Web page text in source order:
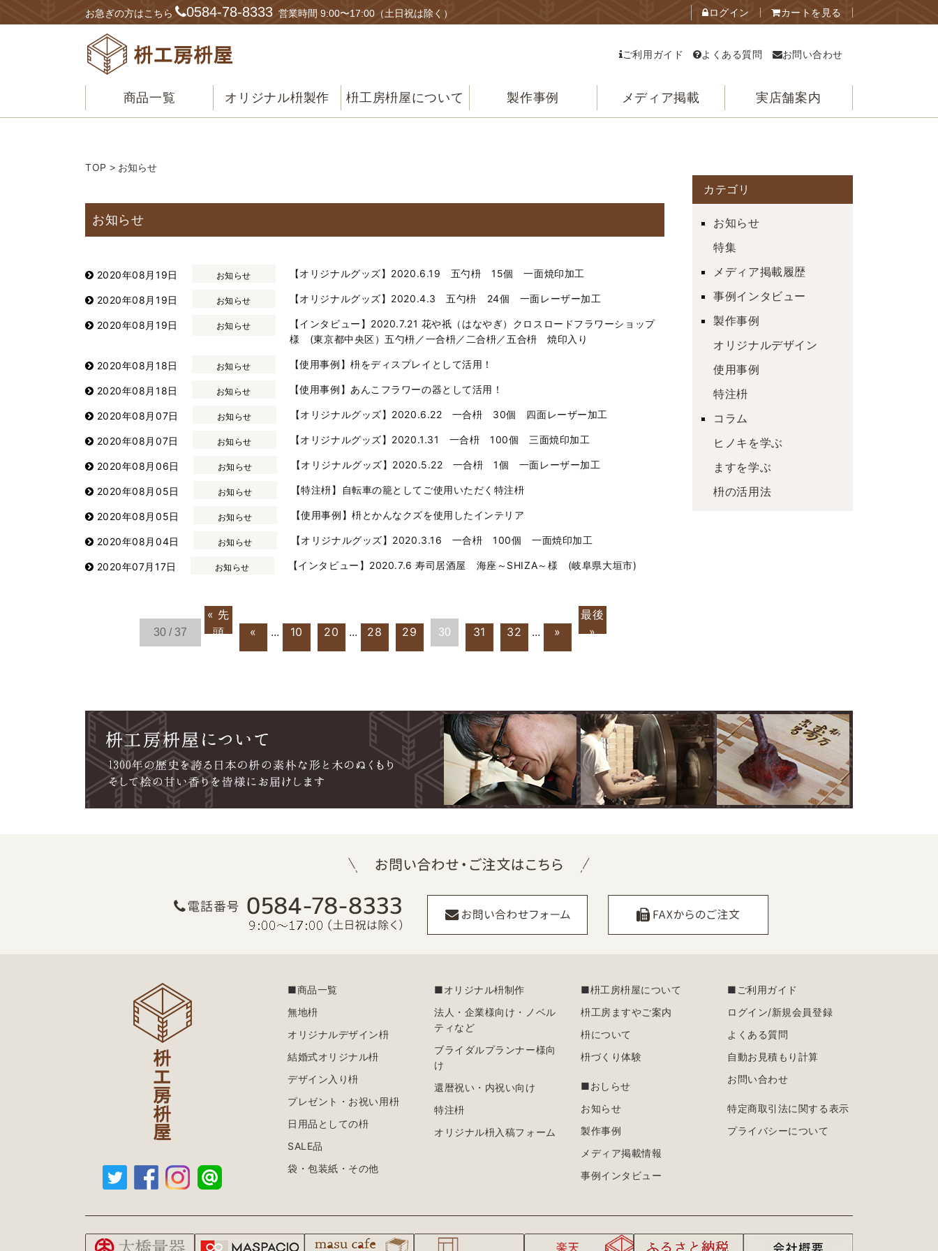
お急ぎの方はこちら 0584-78-8333 営業時間 9:00〜17:00（土日祝は除く） ログイン カートを見る
ご利用ガイド よくある質問 お問い合わせ
商品一覧 オリジナル枡製作 枡工房枡屋について 製作事例 メディア掲載 実店舗案内
TOP > お知らせ
お知らせ
【オリジナルグッズ】2020.6.19 五勺枡 15個 一面焼印加工
2020年08月19日 お知らせ
【オリジナルグッズ】2020.4.3 五勺枡 24個 一面レーザー加工
2020年08月19日 お知らせ
【インタビュー】2020.7.21 花や祇（はなやぎ）クロスロードフラワーショップ
様 (東京都中央区）五勺枡／一合枡／二合枡／五合枡 焼印入り
2020年08月19日 お知らせ
【使用事例】枡をディスプレイとして活用！
2020年08月18日 お知らせ
【使用事例】あんこフラワーの器として活用！
2020年08月18日 お知らせ
【オリジナルグッズ】2020.6.22 一合枡 30個 四面レーザー加工
2020年08月07日 お知らせ
【オリジナルグッズ】2020.1.31 一合枡 100個 三面焼印加工
2020年08月07日 お知らせ
【オリジナルグッズ】2020.5.22 一合枡 1個 一面レーザー加工
2020年08月06日 お知らせ
【特注枡】自転車の籠としてご使用いただく特注枡
2020年08月05日 お知らせ
【使用事例】枡とかんなクズを使用したインテリア
2020年08月05日 お知らせ
【オリジナルグッズ】2020.3.16 一合枡 100個 一面焼印加工
2020年08月04日 お知らせ
【インタビュー】2020.7.6 寿司居酒屋 海座～SHIZA～様 (岐阜県大垣市)
2020年07月17日 お知らせ
30 / 37
« 先
頭
« ... 10 20 ... 28 29 30 31 32 ... »
最後
»
カテゴリ
お知らせ
特集
メディア掲載履歴
事例インタビュー
製作事例
オリジナルデザイン
使用事例
特注枡
コラム
ヒノキを学ぶ
ますを学ぶ
枡の活用法
■商品一覧
無地枡
オリジナルデザイン枡
結婚式オリジナル枡
デザイン入り枡
プレゼント・お祝い用枡
日用品としての枡
SALE品
袋・包装紙・その他
■オリジナル枡制作
法人・企業様向け・ノベル
ティなど
ブライダルプランナー様向
け
還暦祝い・内祝い向け
特注枡
オリジナル枡入稿フォーム
■枡工房枡屋について
枡工房ますやご案内
枡について
枡づくり体験
■おしらせ
お知らせ
製作事例
メディア掲載情報
事例インタビュー
■ご利用ガイド
ログイン/新規会員登録
よくある質問
自動お見積もり計算
お問い合わせ
特定商取引法に関する表示
プライバシーについて